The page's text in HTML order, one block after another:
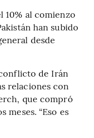
10% al comienzo
han subido
desde
de Irán
relaciones con
que compró
meses. “Eso es